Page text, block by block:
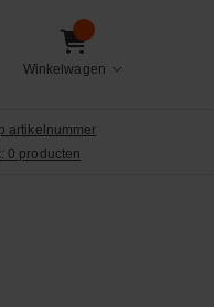
Winkelwagen
artikelnummer
0 producten